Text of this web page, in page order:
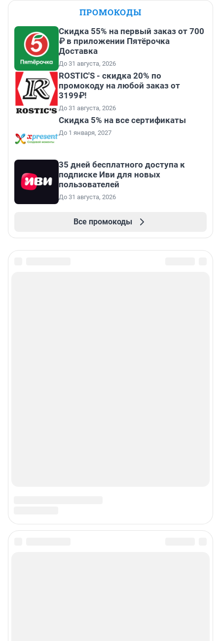
ПРОМОКОДЫ
Скидка 55% на первый заказ от 700
₽ в приложении Пятёрочка
Доставка
До 31 августа, 2026
ROSTIC'S - скидка 20% по
промокоду на любой заказ от
3199₽!
До 31 августа, 2026
Скидка 5% на все сертификаты
До 1 января, 2027
35 дней бесплатного доступа к
подписке Иви для новых
пользователей
До 31 августа, 2026
Все промокоды